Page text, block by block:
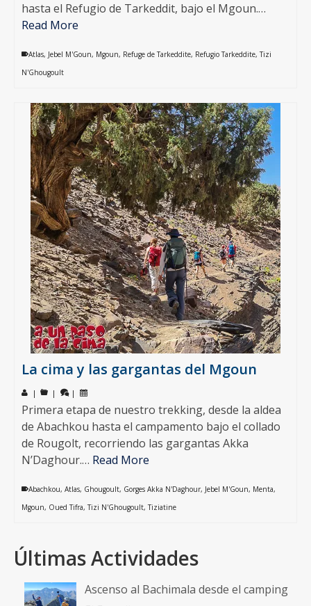
hasta el Refugio de Tarkeddit, bajo el Mgoun.…
Read More
Atlas, Jebel M'Goun, Mgoun, Refuge de Tarkeddite, Refugio Tarkeddite,Tizi
N'Ghougoult
La cima y las gargantas del Mgoun
| | |
Primera etapa de nuestro trekking, desde la aldea
de Abachkou hasta el campamento bajo el collado
de Rougolt, recorriendo las gargantas Akka
N’Daghour.… Read More
Abachkou, Atlas, Ghougoult, Gorges Akka N'Daghour, Jebel M'Goun, Menta,
Mgoun, Oued Tifra,Tizi N'Ghougoult,Tiziatine
Últimas Actividades
Ascenso al Bachimala desde el camping